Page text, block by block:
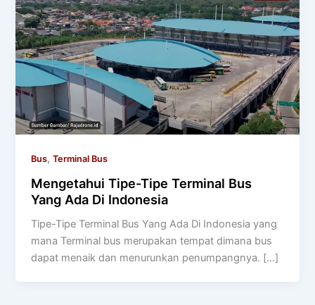
Bus,Terminal Bus
Mengetahui Tipe-Tipe Terminal Bus
Yang Ada Di Indonesia
Tipe-Tipe Terminal Bus Yang Ada Di Indonesia yang
mana Terminal bus merupakan tempat dimana bus
dapat menaik dan menurunkan penumpangnya. […]